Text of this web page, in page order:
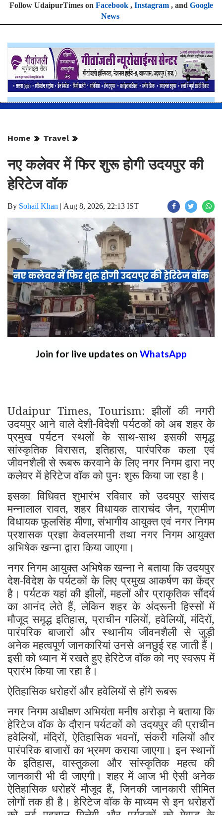
Follow UdaipurTimes on Facebook, Instagram, and Google
News
Home Travel
नए कलेवर में फिर शुरू होगी उदयपुर की
हेरिटेज वॉक
By Sohail Khan | Aug 8, 2026, 22:13 IST
Join for live updates on WhatsApp
Udaipur Times, Tourism: झीलों की नगरी
उदयपुर आने वाले देशी-विदेशी पर्यटकों को अब शहर के
प्रमुख पर्यटन स्थलों के साथ-साथ इसकी समृद्ध
सांस्कृतिक विरासत, इतिहास, पारंपरिक कला एवं
जीवनशैली से रूबरू करवाने के लिए नगर निगम द्वारा नए
कलेवर में हेरिटेज वॉक को पुनः शुरू किया जा रहा है।
इसका विधिवत शुभारंभ रविवार को उदयपुर सांसद
मन्नालाल रावत, शहर विधायक ताराचंद जैन, ग्रामीण
विधायक फूलसिंह मीणा, संभागीय आयुक्त एवं नगर निगम
प्रशासक प्रज्ञा केवलरमानी तथा नगर निगम आयुक्त
अभिषेक खन्ना द्वारा किया जाएगा।
नगर निगम आयुक्त अभिषेक खन्ना ने बताया कि उदयपुर
देश-विदेश के पर्यटकों के लिए प्रमुख आकर्षण का केंद्र
है। पर्यटक यहां की झीलों, महलों और प्राकृतिक सौंदर्य
का आनंद लेते हैं, लेकिन शहर के अंदरूनी हिस्सों में
मौजूद समृद्ध इतिहास, प्राचीन गलियों, हवेलियों, मंदिरों,
पारंपरिक बाजारों और स्थानीय जीवनशैली से जुड़ी
अनेक महत्वपूर्ण जानकारियां उनसे अनछुई रह जाती हैं।
इसी को ध्यान में रखते हुए हेरिटेज वॉक को नए स्वरूप में
प्रारंभ किया जा रहा है।
ऐतिहासिक धरोहरों और हवेलियों से होंगे रूबरू
नगर निगम अधीक्षण अभियंता मनीष अरोड़ा ने बताया कि
हेरिटेज वॉक के दौरान पर्यटकों को उदयपुर की प्राचीन
हवेलियों, मंदिरों, ऐतिहासिक भवनों, संकरी गलियों और
पारंपरिक बाजारों का भ्रमण कराया जाएगा। इन स्थानों
के इतिहास, वास्तुकला और सांस्कृतिक महत्व की
जानकारी भी दी जाएगी। शहर में आज भी ऐसी अनेक
ऐतिहासिक धरोहरें मौजूद हैं, जिनकी जानकारी सीमित
लोगों तक ही है। हेरिटेज वॉक के माध्यम से इन धरोहरों